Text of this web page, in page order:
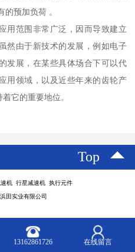
预加负荷 。
用范围非常广泛，因而导致建立
然由于新技术的发展，例如电子
发展，在某些具体场合下可以代
用领域，以及近些年来的齿轮产
它的重要地位。
Top
速机 行星减速机 执行元件
田实业有限公司
13162861726 在线留言